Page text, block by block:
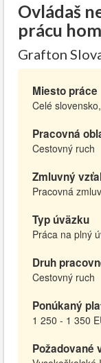
Ovládaš
prácu
Grafton
Miesto práce
Celé
Pracovná
Cestovný ruch
Zmluvný
Pracovná
Typ úväzku
Práca na plný
Druh
Cestovný ruch
Ponúkaný
1 250 - 1 350
Požadované